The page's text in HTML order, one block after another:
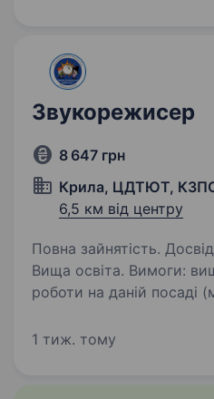
Звукорежисер
8 647 грн
Крила, ЦДТЮТ,
6,5 км від центру
Повна зайнятість.
Вища освіта. Вимоги: вища освіта; досвід
роботи на даній посаді
ПК, сервісами Google
1 тиж. тому